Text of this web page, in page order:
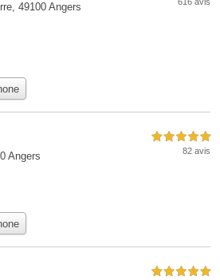
49100 Angers
Angers
5,0 étoiles sur 5
82 avis
5,0 étoiles sur 5